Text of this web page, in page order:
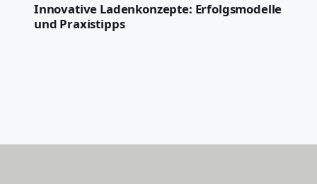
Innovative Ladenkonzepte: Erfolgsmodelle
und Praxistipps